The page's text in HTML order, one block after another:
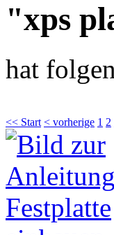
"xps
hat
<< Start < vorherige 1 2